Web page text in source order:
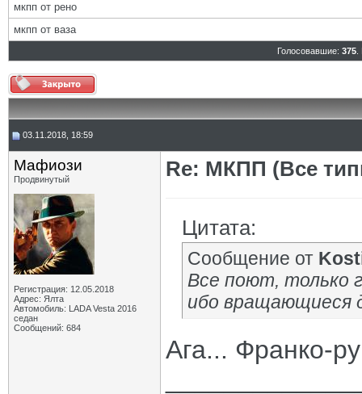
мкпп от рено
мкпп от ваза
Голосовавшие: 375.
03.11.2018, 18:59
Мафиози
Продвинутый
Регистрация: 12.05.2018
Адрес: Ялта
Автомобиль: LADA Vesta 2016
седан
Сообщений: 684
Re: МКПП (Все
Цитата:
Сообщение от
Все поют, только
ибо вращающиеся
Ага... Франко-